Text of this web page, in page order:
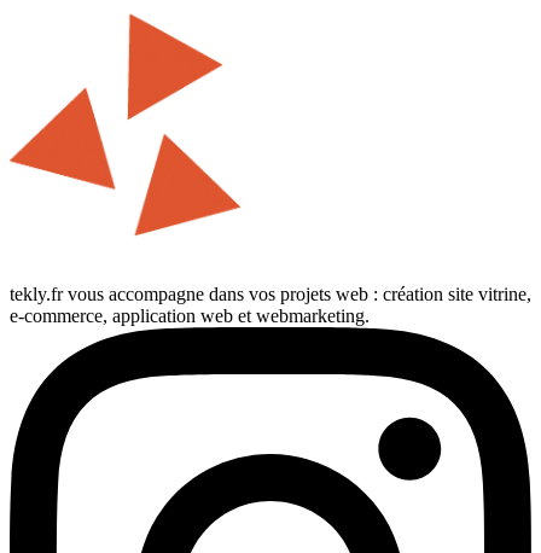
tekly.fr vous accompagne dans vos projets web : création site vitrine,
e-commerce, application web et webmarketing.